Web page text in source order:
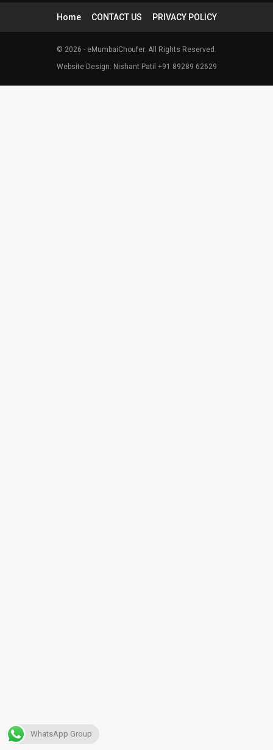
Home CONTACT US PRIVACY POLICY
© 2026 - eMumbaiChoufer. All Rights Reserved.
Website Design: Nishant Patil +91 89289 62629
WhatsApp Group